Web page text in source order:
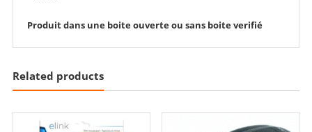
Produit dans une boite ouverte ou sans boite verifié
Related products